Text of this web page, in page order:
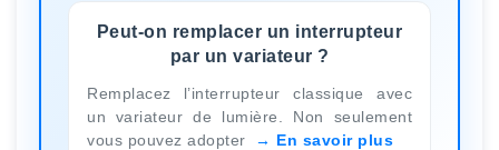
Peut-on remplacer un interrupteur
par un variateur ?
Remplacez l’interrupteur classique avec
un variateur de lumière. Non seulement
vous pouvez adopter
En savoir plus